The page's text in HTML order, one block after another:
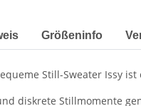
Größeninfo
Still-Sweater Issy
diskrete Stillmomente